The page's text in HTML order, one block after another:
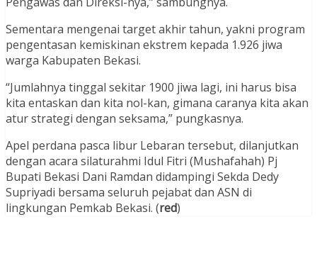
Sementara mengenai target akhir tahun, yakni program
pengentasan kemiskinan ekstrem kepada 1.926 jiwa
warga Kabupaten Bekasi.
“Jumlahnya tinggal sekitar 1900 jiwa lagi, ini harus bisa
kita entaskan dan kita nol-kan, gimana caranya kita akan
atur strategi dengan seksama,” pungkasnya.
Apel perdana pasca libur Lebaran tersebut, dilanjutkan
dengan acara silaturahmi Idul Fitri (Mushafahah) Pj
Bupati Bekasi Dani Ramdan didampingi Sekda Dedy
Supriyadi bersama seluruh pejabat dan ASN di
lingkungan Pemkab Bekasi. (red)